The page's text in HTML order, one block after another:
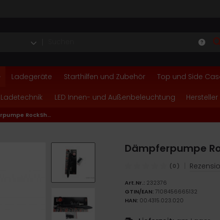
Ladegeräte Starthilfen und Zubehör Top und Side
LED Innen- und Außenbeleuchtung Hersteller
Dämpferpumpe RockShox für TOTEM Carry
Dämpferpumpe
(0)
Art.Nr.: 232376
GTIN/EAN: 7108456665132
HAN: 00.4315.023.020